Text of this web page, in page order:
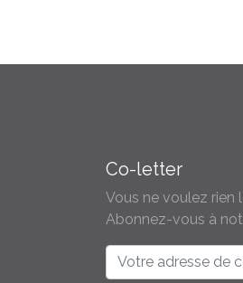
Co-letter
Vous ne voulez rien
Abonnez-vous à